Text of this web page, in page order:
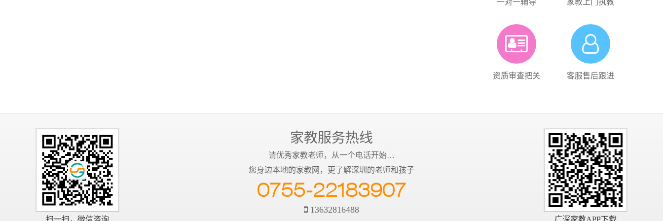
一对一辅导 家教上门执教
资质审查把关 客服售后跟进
扫一扫，微信咨询
家教服务热线
请优秀家教老师，从一个电话开始…
您身边本地的家教网，更了解深圳的老师和孩子
0755-22183907
13632816488
广深家教APP下载